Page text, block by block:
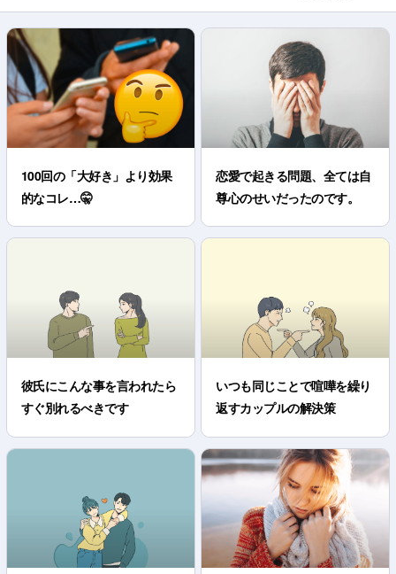
100回の「大好き」より効果
的なコレ…🤫
恋愛で起きる問題、全ては自
尊心のせいだったのです。
彼氏にこんな事を言われたら
すぐ別れるべきです
いつも同じことで喧嘩を繰り
返すカップルの解決策